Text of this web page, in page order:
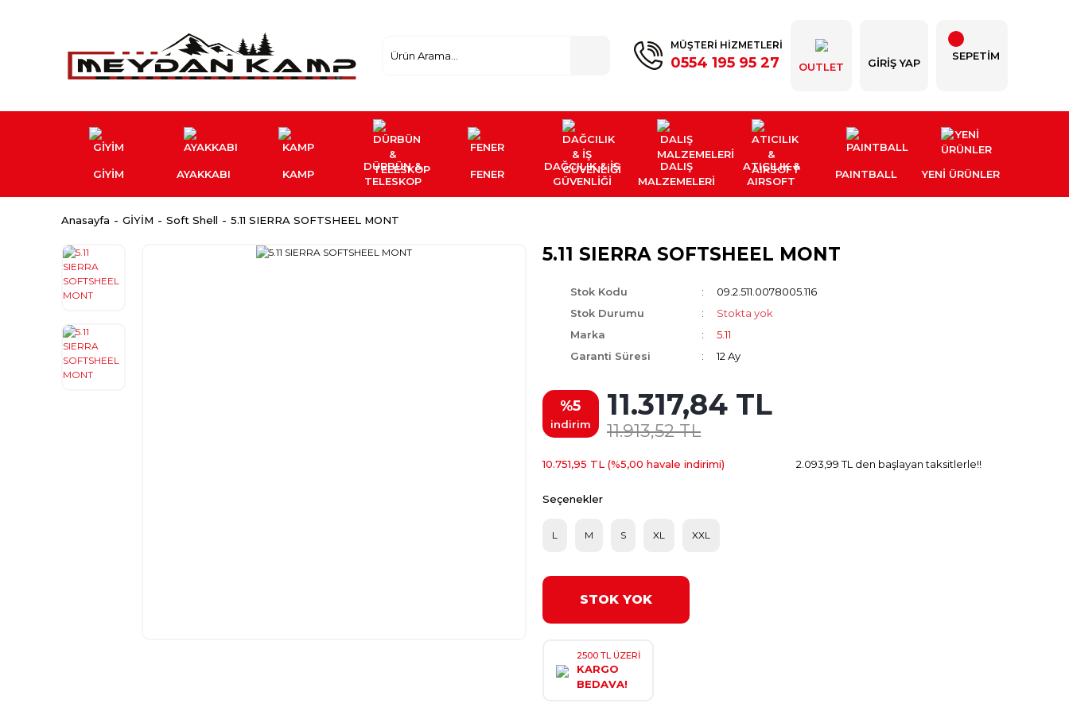
MÜŞTERİ HİZMETLERİ
0554 195 95 27 OUTLET GIRIŞ YAP
SEPETİM
GİYİM AYAKKABI KAMP
DÜRBÜN &
TELESKOP
FENER
DAĞCILIK & İŞ
GÜVENLİĞİ
DALIŞ
MALZEMELERİ
ATICILIK &
AIRSOFT
PAINTBALL YENI ÜRÜNLER
Anasayfa GİYİM Soft Shell 5.11 SIERRA SOFTSHEEL MONT
5.11 SIERRA SOFTSHEEL MONT
Stok Kodu
09.2.511.0078005.116
Stok Durumu
Stokta yok
Marka
5.11
Garanti Süresi
12 Ay
%5
indirim
11.317,84 TL
11.913,52 TL
10.751,95 TL (%5,00 havale indirimi) 2.093,99 TL den başlayan taksitlerle!!
Seçenekler
L M S XL XXL
STOK YOK
2500 TL ÜZERİ
KARGO
BEDAVA!